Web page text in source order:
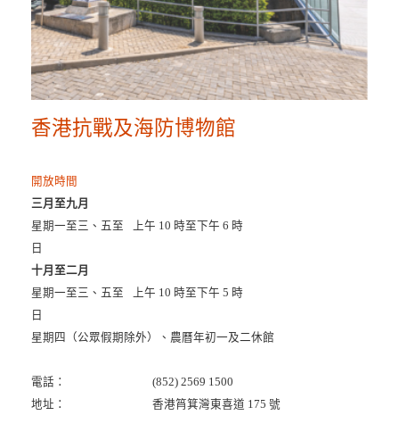
香港抗戰及海防博物館
開放時間
三月至九月
星期一至三、五至
日
上午 10 時至下午 6 時
十月至二月
星期一至三、五至
日
上午 10 時至下午 5 時
星期四（公眾假期除外）、農曆年初一及二休館
電話：
(852) 2569 1500
地址：
香港筲箕灣東喜道 175 號